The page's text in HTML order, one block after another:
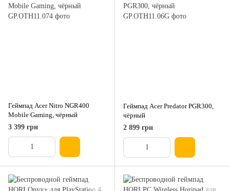
Геймпад Acer Nitro NGR400
Mobile Gaming, чёрный
3 399 грн
Геймпад Acer Predator PGR300,
чёрный
2 899 грн